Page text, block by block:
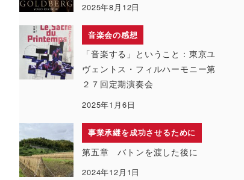
2025年8月12日
音楽会の感想
「音楽する」ということ：東京ユ
ヴェントス・フィルハーモニー第
２７回定期演奏会
2025年1月6日
事業承継を成功させるために
第五章 バトンを渡した後に
2024年12月1日